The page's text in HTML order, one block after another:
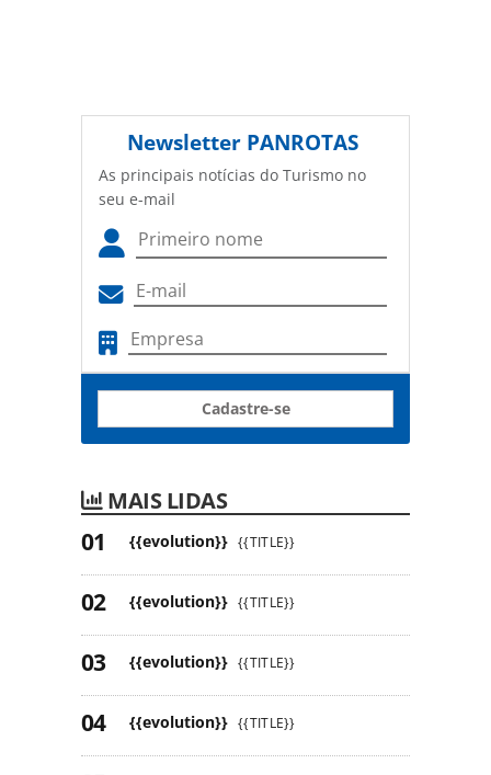
Newsletter PANROTAS
As principais notícias do Turismo no
seu e-mail
Cadastre-se
MAIS LIDAS
{{evolution}} {{TITLE}}
{{evolution}} {{TITLE}}
{{evolution}} {{TITLE}}
{{evolution}} {{TITLE}}